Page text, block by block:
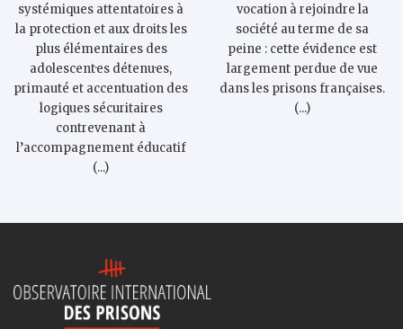
systémiques attentatoires à
la protection et aux droits les
plus élémentaires des
adolescent·es détenu·es,
primauté et accentuation des
logiques sécuritaires
contrevenant à
l’accompagnement éducatif
(...)
vocation à rejoindre la
société au terme de sa
peine : cette évidence est
largement perdue de vue
dans les prisons françaises.
(...)